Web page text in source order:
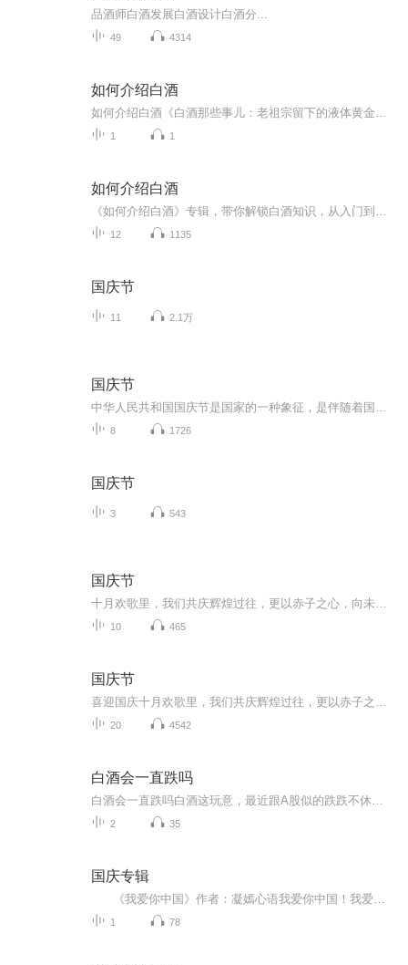
品酒师白酒发展白酒设计白酒分...
49 4314
如何介绍白酒
1 1
如何介绍白酒
12 1135
国庆节
11 2.1万
国庆节
8 1726
国庆节
3 543
国庆节
10 465
国庆节
20 4542
白酒会一直跌吗
2 35
国庆专辑
1 78